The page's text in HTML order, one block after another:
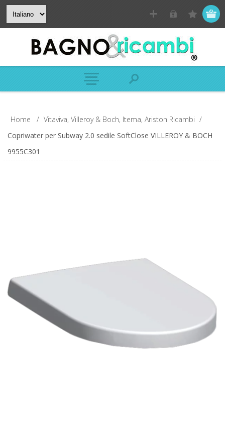
Home / Vitaviva, Villeroy & Boch, Itema, Ariston Ricambi /
Copriwater per Subway 2.0 sedile SoftClose VILLEROY & BOCH
9955C301